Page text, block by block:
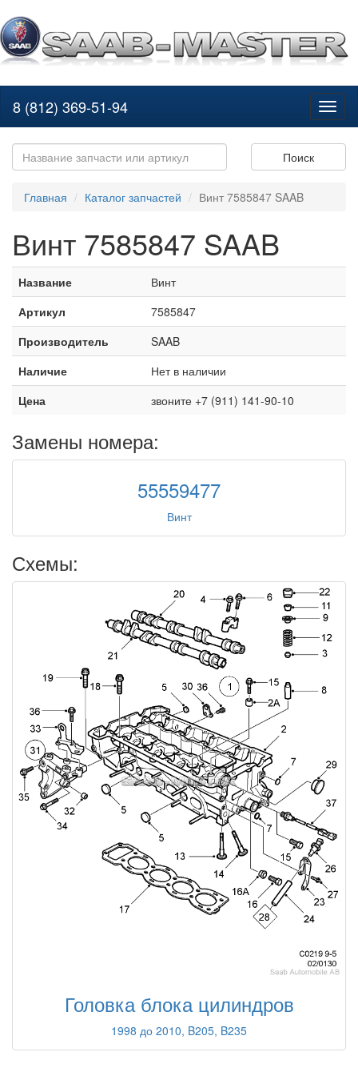
8 (812) 369-51-94
Поиск
Главная Каталог запчастей Винт 7585847 SAAB
Винт 7585847 SAAB
Название
Винт
Артикул
7585847
Производитель
SAAB
Наличие
Нет в наличии
Цена
звоните +7 (911) 141-90-10
Замены номера:
55559477
Винт
Схемы:
Головка блока цилиндров
1998 до 2010, B205, B235